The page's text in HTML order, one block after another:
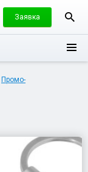
Заявка
Промо-